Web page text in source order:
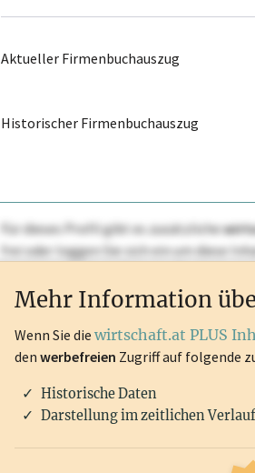
Aktueller Firmenbuchauszug
Historischer Firmenbuchauszug
Für dieses Profil gibt es zusätzliche
frei oder loggen Sie sich ein um diese
Mehr Information
Wenn Sie die wirtschaft.at PLUS
den werbefreien Zugriff auf folgende
Historische Daten
Darstellung im zeitlichen Verlauf